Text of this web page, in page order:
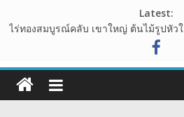
to
Latest:
ไร่ทองสมบูรณ์คลับ เขาใหญ่ ต้นไม้รูปหัว
อุทยานหินเขางู อ.เมืองราชบุรี แหล่งท่อง
มาเช็คอิน
เขาพระยาเดินธง จุดชมวิวพระอาทิตย์ขึ้
108guide
เว็บ